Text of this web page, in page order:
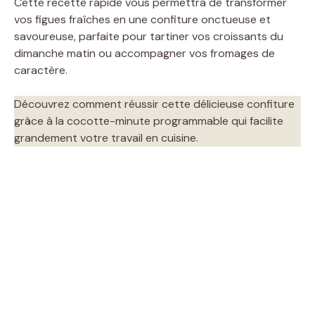
vos figues fraîches en une confiture onctueuse et
savoureuse, parfaite pour tartiner vos croissants du
dimanche matin ou accompagner vos fromages de
caractère.
Découvrez comment réussir cette délicieuse confiture
grâce à la cocotte-minute programmable qui facilite
grandement votre travail en cuisine.